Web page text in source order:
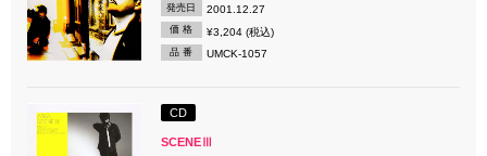
発売日 2001.12.27
価 格 ¥3,204 (税込)
品 番 UMCK-1057
CD
SCENEⅢ